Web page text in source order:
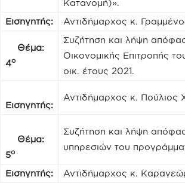
Κατανομή)».
Εισηγητής:
Αντιδήμαρχος κ.
Θέμα:
4ο
Συζήτηση και λήψη
Οικονομικής Επιτροπής
οικ. έτους 2021.
Εισηγητής:
Αντιδήμαρχος κ. Πούλιος
Θέμα:
5ο
Συζήτηση και λήψη
υπηρεσιών του
Εισηγητής:
Αντιδήμαρχος κ.